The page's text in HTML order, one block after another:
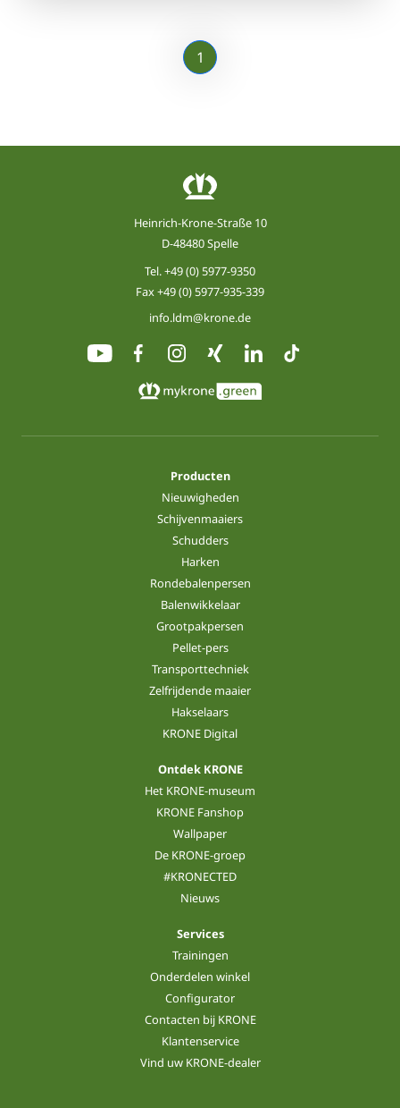
1
Heinrich-Krone-Straße 10
D-48480 Spelle
Tel.+49 (0) 5977-9350
Fax +49 (0) 5977-935-339
info.ldm@krone.de
Producten
Nieuwigheden
Schijvenmaaiers
Schudders
Harken
Rondebalenpersen
Balenwikkelaar
Grootpakpersen
Pellet-pers
Transporttechniek
Zelfrijdende maaier
Hakselaars
KRONE Digital
Ontdek KRONE
Het KRONE-museum
KRONE Fanshop
Wallpaper
De KRONE-groep
#KRONECTED
Nieuws
Services
Trainingen
Onderdelen winkel
Configurator
Contacten bij KRONE
Klantenservice
Vind uw KRONE-dealer